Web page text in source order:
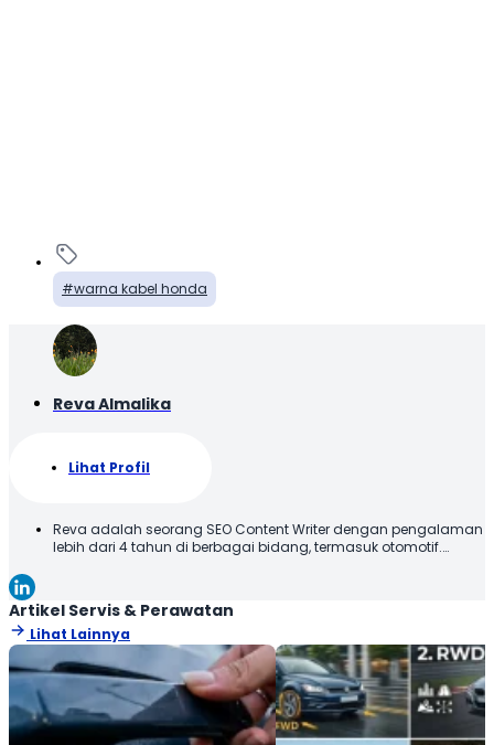
warna kabel honda
Reva Almalika
Lihat Profil
Reva adalah seorang SEO Content Writer dengan pengalaman
lebih dari 4 tahun di berbagai bidang, termasuk otomotif.
informatif, menarik, dan mudah dipahami oleh pembaca.
Artikel Servis & Perawatan
Lihat Lainnya